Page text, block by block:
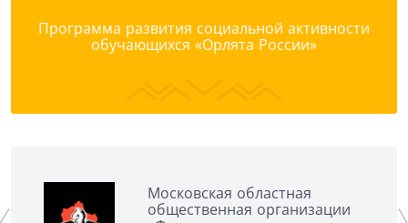
Программа развития социальной активности
обучающихся «Орлята России»
Московская областная
общественная организации